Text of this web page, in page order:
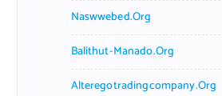
Naswwebed.org
Balithut-Manado.org
Alteregotradingcompany.org